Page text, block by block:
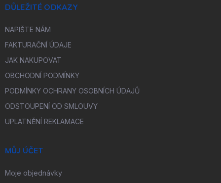
DŮLEŽITÉ ODKAZY
NAPIŠTE NÁM
FAKTURAČNÍ ÚDAJE
JAK NAKUPOVAT
OBCHODNÍ PODMÍNKY
PODMÍNKY OCHRANY OSOBNÍCH ÚDAJŮ
ODSTOUPENÍ OD SMLOUVY
UPLATNĚNÍ REKLAMACE
MŮJ ÚČET
Moje objednávky